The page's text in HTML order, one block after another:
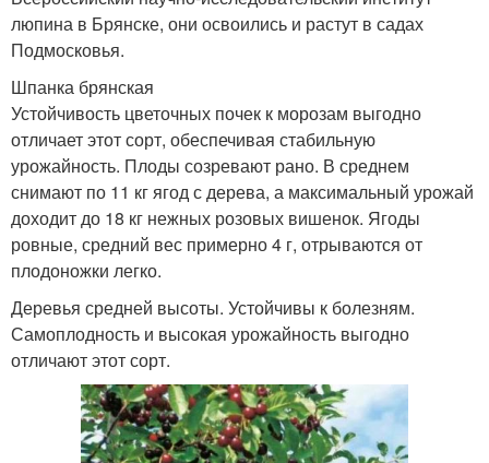
люпина в Брянске, они освоились и растут в садах
Подмосковья.
Шпанка брянская
Устойчивость цветочных почек к морозам выгодно
отличает этот сорт, обеспечивая стабильную
урожайность. Плоды созревают рано. В среднем
снимают по 11 кг ягод с дерева, а максимальный урожай
доходит до 18 кг нежных розовых вишенок. Ягоды
ровные, средний вес примерно 4 г, отрываются от
плодоножки легко.
Деревья средней высоты. Устойчивы к болезням.
Самоплодность и высокая урожайность выгодно
отличают этот сорт.